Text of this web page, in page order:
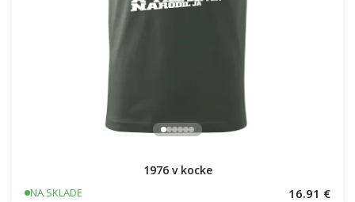
1976 v kocke
NA SKLADE 16.91 €